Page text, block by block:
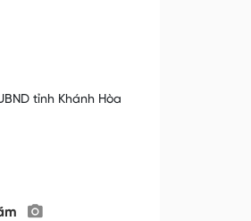
tỉnh Khánh Hòa